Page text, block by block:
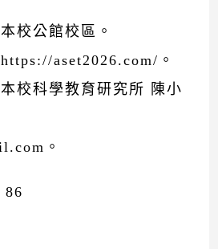
校公館校區。
aset2026.com/。
校科學教育研究所 陳小
。
86